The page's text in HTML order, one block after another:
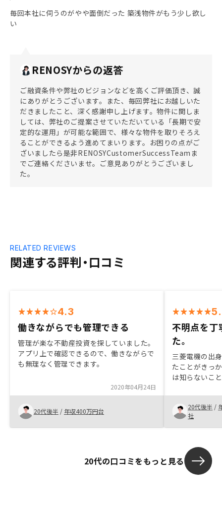
毎回本社に伺うのがやや面倒だった 築浅物件がもう少し欲し
い
RENOSYからの返答
ご融資条件や弊社のビジョンなどを高くご評価頂き、誠
にありがとうございます。また、毎回弊社にお越しいた
だきましたこと、深く感謝申し上げます。物件に関しま
しては、弊社のご提案させていただいている「長期で安
定的な運用」が可能な範囲で、様々な物件を取りそろえ
ることができるよう進めてまいります。お困りの点がご
ざいましたら是非RENOSYCustomerSuccessTeamま
でご連絡くださいませ。ご意見ありがとうございまし
た。
関連する評判・口コミ
RELATED REVIEWS
4.3
働きながらでも管理できる
管理が楽な不動産投資を探していました。
アプリ上で確認できるので、働きながらで
も無理なく管理できます。
2020年04月24日
20代後半 / 年収400万円台
不明点を丁
た。
三菱電機の出
たことがきっ
は知らないこ
信頼して購入
していない人
20代後半 /
社
20代の口コミをもっと見る